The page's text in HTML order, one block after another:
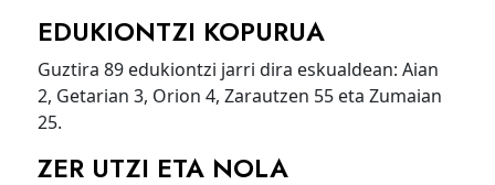
EDUKIONTZI KOPURUA
Guztira 89 edukiontzi jarri dira eskualdean: Aian
2, Getarian 3, Orion 4, Zarautzen 55 eta Zumaian
25.
ZER UTZI ETA NOLA